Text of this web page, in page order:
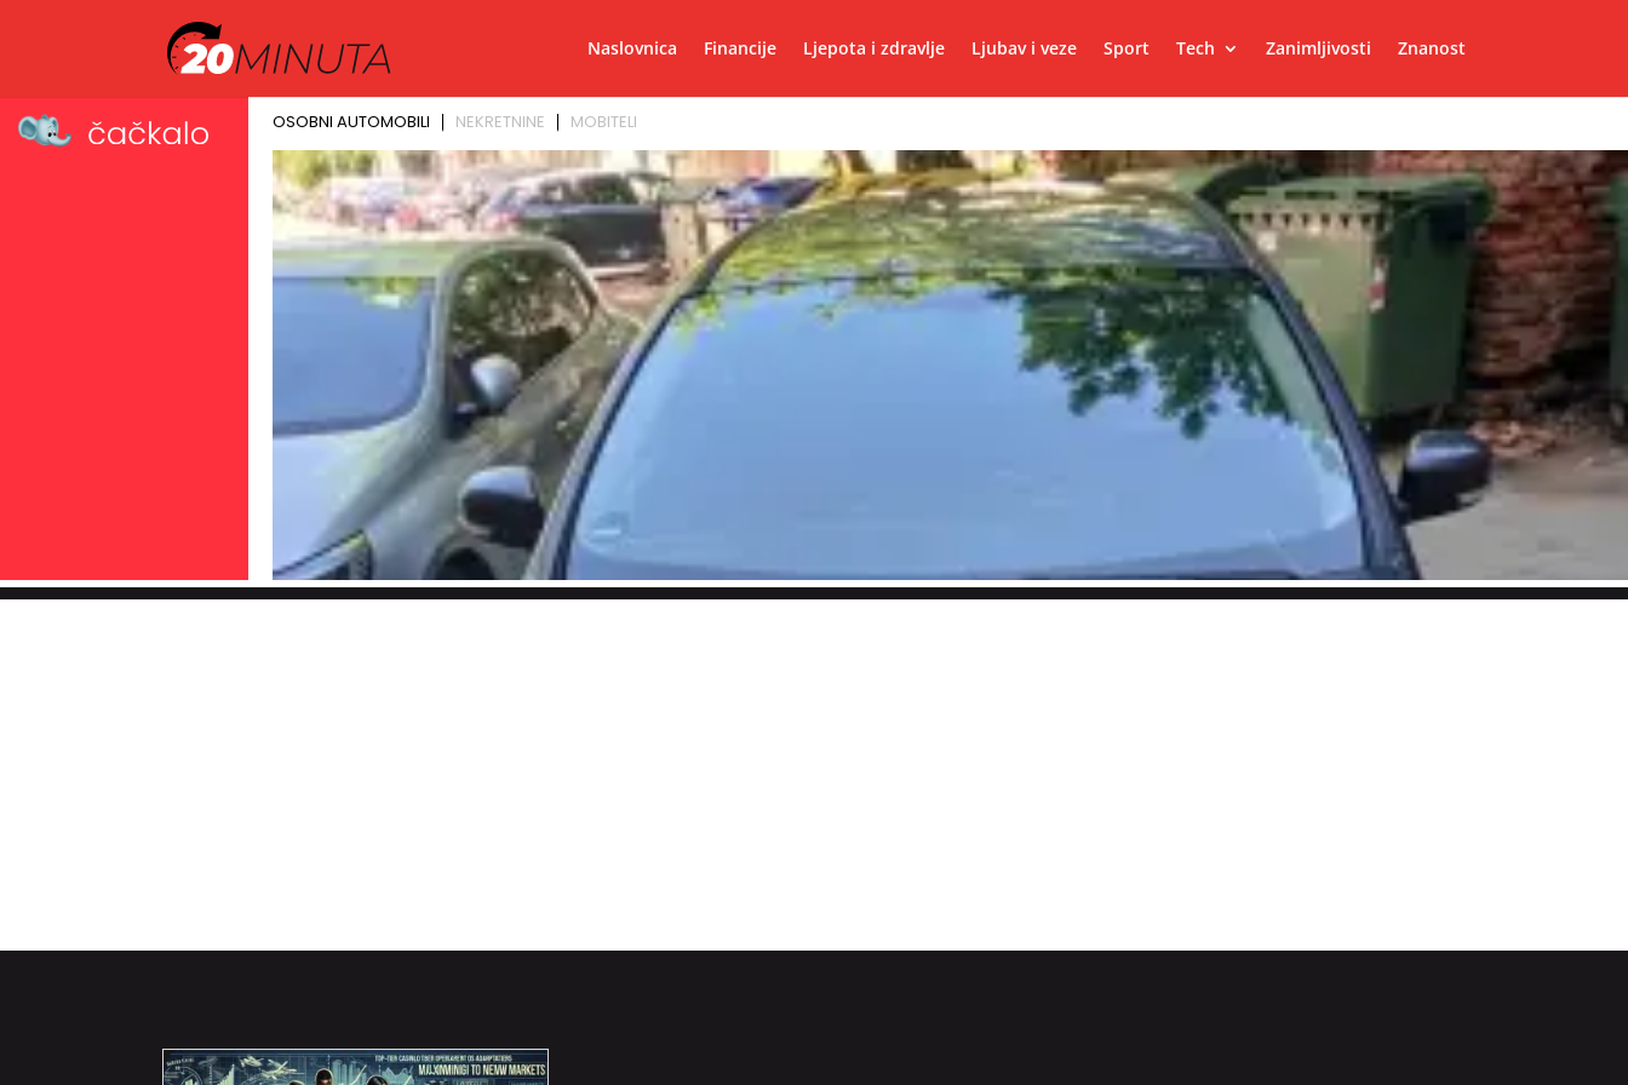
Naslovnica Financije Ljepota i zdravlje Ljubav i veze Sport Tech Zanimljivosti Znanost